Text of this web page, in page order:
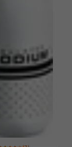
4 von 5